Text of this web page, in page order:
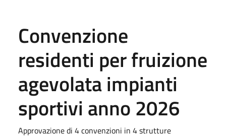
Convenzione
residenti per fruizione
agevolata impianti
sportivi anno 2026
Approvazione di 4 convenzioni in 4 strutture